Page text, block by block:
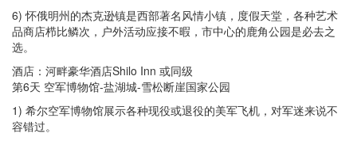
6) 怀俄明州的杰克逊镇是西部著名风情小镇，度假天堂，各种艺术
品商店栉比鳞次，户外活动应接不暇，市中心的鹿角公园是必去之
选。
酒店：河畔豪华酒店Shilo Inn 或同级
第6天 空军博物馆-盐湖城-雪松断崖国家公园
1) 希尔空军博物馆展示各种现役或退役的美军飞机，对军迷来说不
容错过。